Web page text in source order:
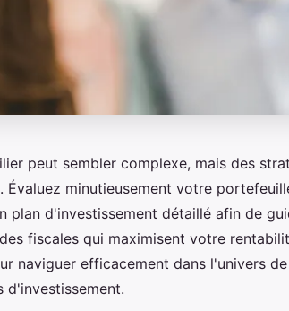
peut sembler complexe, mais des
Évaluez minutieusement votre
plan d'investissement détaillé afin de
fiscales qui maximisent votre
naviguer efficacement dans l'univers
d'investissement.